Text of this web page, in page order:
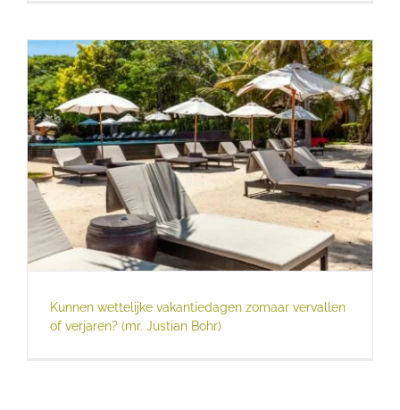
Kunnen wettelijke vakantiedagen zomaar vervallen
of verjaren? (mr. Justian Bohr)